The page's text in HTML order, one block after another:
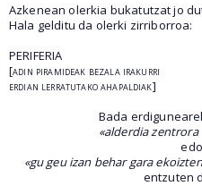
Azkenean olerkia bukatutzat jo
Hala gelditu da olerki zirriborroa:
PERIFERIA
[adin piramideak bezala irakurri
erdian lerratutako ahapaldiak]
Bada
«alderdia
edo
«gu geu izan behar gara
entzuten